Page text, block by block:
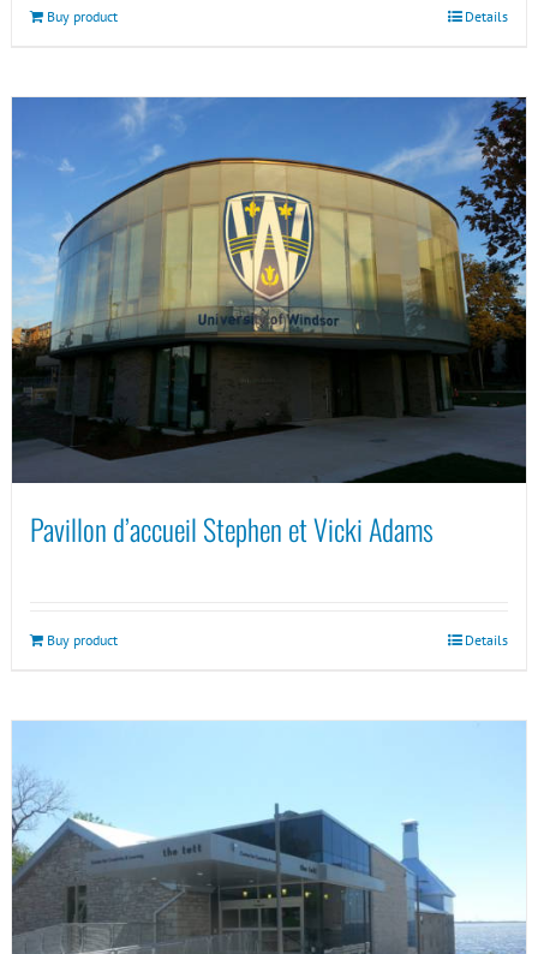
Buy product Details
Pavillon d’accueil Stephen et Vicki Adams
Buy product Details